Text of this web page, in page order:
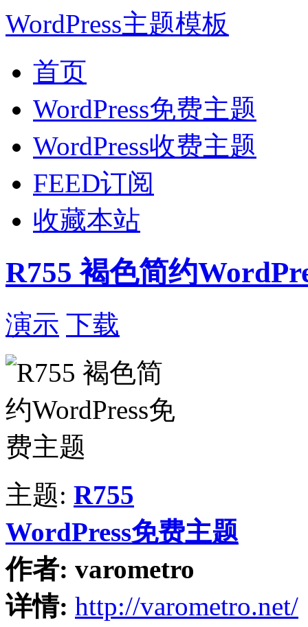
WordPress主题模板
首页
WordPress免费主题
WordPress收费主题
FEED订阅
收藏本站
R755 褐色简约
演示 下载
主题: R755
WordPress免费主题
作者: varometro
详情: http://varometro.net/